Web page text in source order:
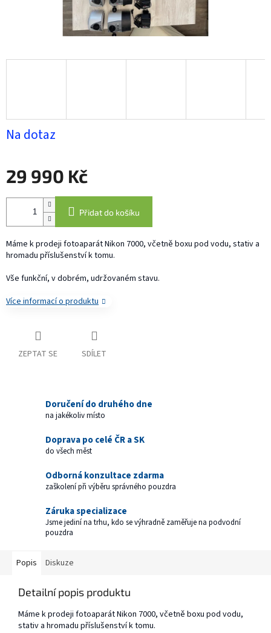
Na dotaz
29 990 Kč
Měrná
Přidat do košíku
Máme k prodeji fotoaparát Nikon 7000, včetně boxu pod vodu, stativ a
hromadu příslušenství k tomu.
Vše funkční, v dobrém, udržovaném stavu.
Více informací o produktu
ZEPTAT SE SDÍLET
Doručení do druhého dne
na jakékoliv místo
Doprava po celé ČR a SK
do všech měst
Odborná konzultace zdarma
zaškolení při výběru správného pouzdra
Záruka specializace
Jsme jediní na trhu, kdo se výhradně zaměřuje na podvodní
pouzdra
Popis Diskuze
Detailní popis produktu
Máme k prodeji fotoaparát Nikon 7000, včetně boxu pod vodu,
stativ a hromadu příslušenství k tomu.